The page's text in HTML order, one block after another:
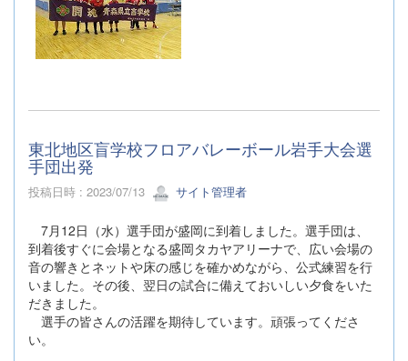
東北地区盲学校フロアバレーボール岩手大会選
手団出発
投稿日時 : 2023/07/13 サイト管理者
7月12日（水）選手団が盛岡に到着しました。選手団は、
到着後すぐに会場となる盛岡タカヤアリーナで、広い会場の
音の響きとネットや床の感じを確かめながら、公式練習を行
いました。その後、翌日の試合に備えておいしい夕食をいた
だきました。
選手の皆さんの活躍を期待しています。頑張ってくださ
い。